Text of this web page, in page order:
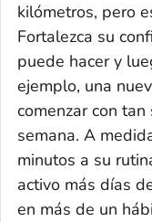
kilómetros, pero
Fortalezca su
puede hacer y
ejemplo, una
comenzar con
semana. A
minutos a su
activo más días
en más de un